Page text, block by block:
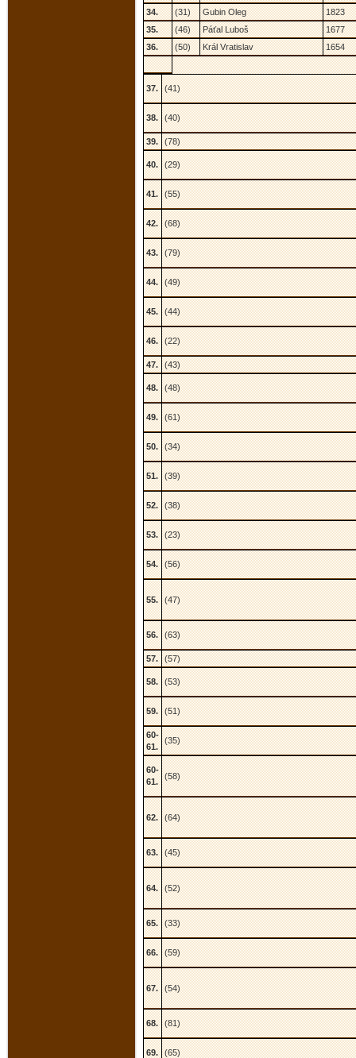
34.
(31) Gubin Oleg
1823
35.
(46) Páťal Luboš
1677
36.
(50) Král Vratislav 1654
37. (41)
38. (40)
39. (78)
40. (29)
41. (55)
42. (68)
43. (79)
44. (49)
45. (44)
46. (22)
47. (43)
48. (48)
49. (61)
50. (34)
51. (39)
52. (38)
53. (23)
54. (56)
55. (47)
56. (63)
57. (57)
58. (53)
59. (51)
60-
61.
(35)
60-
61.
(58)
62. (64)
63. (45)
64. (52)
65. (33)
66. (59)
67. (54)
68. (81)
69. (65)